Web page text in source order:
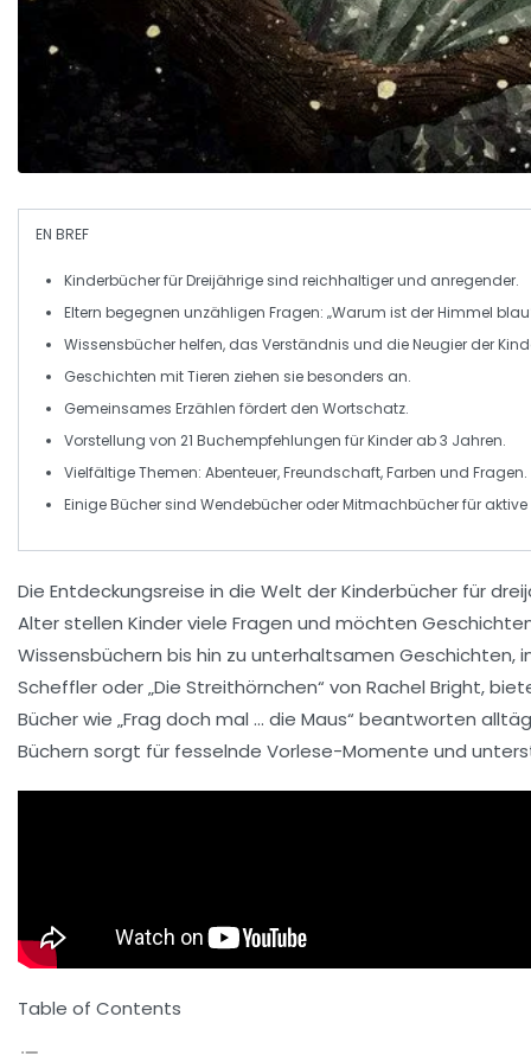
EN BREF
KinderbücherfürDreijährige sind reichhaltiger und anregender.
Eltern begegnen unzähligen Fragen: „Warum ist der Himmel
Wissensbücher helfen, das Verständnis und dieNeugier der
Geschichten mitTieren ziehen sie besonders an.
Gemeinsames Erzählen fördert den Wortschatz.
Vorstellung von 21 Buchempfehlungen für Kinder ab 3 Jahren.
Vielfältige Themen: Abenteuer,Freundschaft,Farben und Fragen.
Einige Bücher sind Wendebücher oderMitmachbücherfür
Die Entdeckungsreise in die Welt derKinderbücher für
Alter stellen Kinder viele Fragen und möchten
Wissensbüchern bis hin zu unterhaltsamen Geschichten,
Scheffler oder„Die Streithörnchen“ von Rachel Bright,
Bücher wie „Frag doch mal … die Maus“ beantworten
Büchern sorgt für fesselnde Vorlese-Momente und
Table of Contents